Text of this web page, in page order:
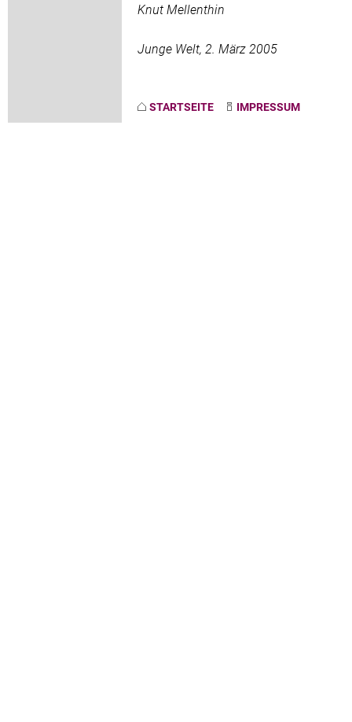
Knut Mellenthin
Junge Welt, 2. März 2005
STARTSEITE IMPRESSUM